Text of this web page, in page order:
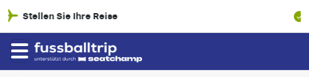
100% Finanzielle Absicherung